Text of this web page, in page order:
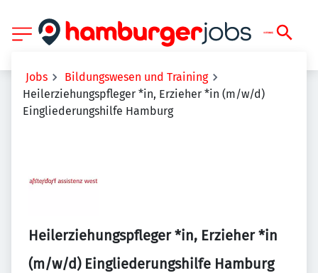
Jobs
Bildungswesen und Training
Heilerziehungspfleger *in, Erzieher *in (m/w/d)
Eingliederungshilfe Hamburg
Heilerziehungspfleger *in, Erzieher *in
(m/w/d) Eingliederungshilfe Hamburg